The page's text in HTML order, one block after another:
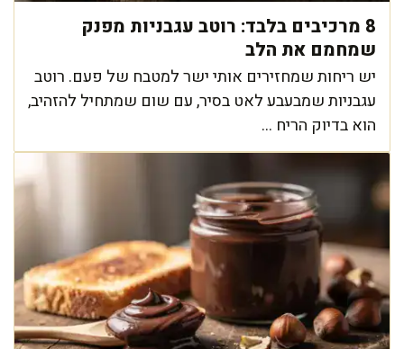
8 מרכיבים בלבד: רוטב עגבניות מפנק
שמחמם את הלב
יש ריחות שמחזירים אותי ישר למטבח של פעם. רוטב
עגבניות שמבעבע לאט בסיר, עם שום שמתחיל להזהיב,
הוא בדיוק הריח ...